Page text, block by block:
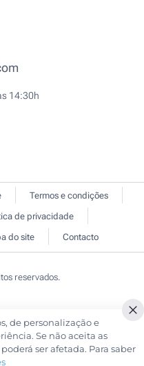
14:30h
Termos e condições
de privacidade
do site Contacto
reservados.
de personalização e
Se não aceita as
ser afetada. Para saber